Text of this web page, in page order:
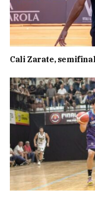
Cali Zarate,